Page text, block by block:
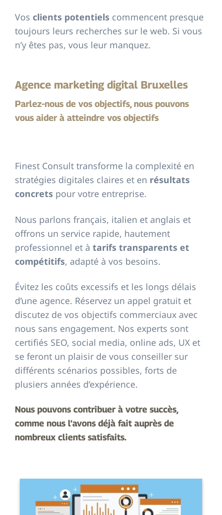
Vos clients potentiels commencent presque
toujours leurs recherches sur le web. Si vous
n’y êtes pas, vous leur manquez.
Agence marketing digital Bruxelles
Parlez-nous de vos objectifs, nous pouvons
vous aider à atteindre vos objectifs
Finest Consult transforme la complexité en
stratégies digitales claires et en résultats
concrets pour votre entreprise.
Nous parlons français, italien et anglais et
offrons un service rapide, hautement
professionnel et à tarifs transparents et
compétitifs, adapté à vos besoins.
Évitez les coûts excessifs et les longs délais
d’une agence. Réservez un appel gratuit et
discutez de vos objectifs commerciaux avec
nous sans engagement. Nos experts sont
certifiés SEO, social media, online ads, UX et
se feront un plaisir de vous conseiller sur
différents scénarios possibles, forts de
plusiers années d’expérience.
Nous pouvons contribuer à votre succès,
comme nous l’avons déjà fait auprès de
nombreux clients satisfaits.